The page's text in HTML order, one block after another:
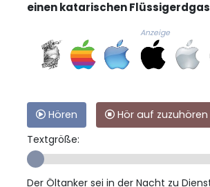
einen katarischen
Anzeige
Hören
Hör auf zuzuhören
Textgröße:
Der Öltanker sei in der Nacht zu